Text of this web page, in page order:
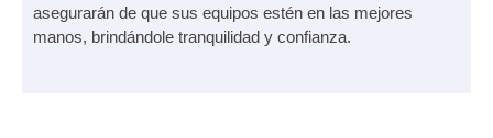
asegurarán de que sus equipos estén en las mejores
manos, brindándole tranquilidad y confianza.